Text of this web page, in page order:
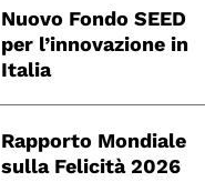
Nuovo Fondo SEED
per l’innovazione in
Italia
Rapporto Mondiale
sulla Felicità 2026